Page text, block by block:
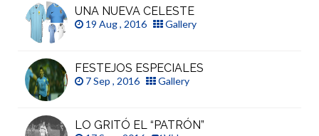
UNA NUEVA CELESTE
19 Aug , 2016 Gallery
FESTEJOS ESPECIALES
7 Sep , 2016 Gallery
LO GRITÓ EL “PATRÓN”